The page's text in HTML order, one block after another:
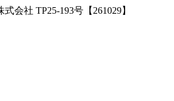
会社 TP25-193号【261029】